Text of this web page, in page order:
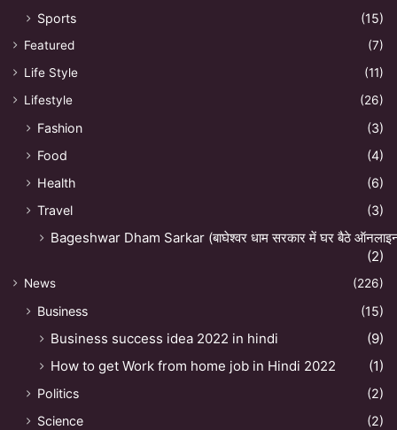
Sports
(15)
Featured
(7)
Life Style
(11)
Lifestyle
(26)
Fashion
(3)
Food
(4)
Health
(6)
Travel
(3)
Bageshwar Dham Sarkar (बाघेश्वर धाम सरकार में घर बैठे
(2)
News (226)
Business (15)
Business success idea 2022 in hindi
(9)
How to get Work from home job in Hindi 2022
(1)
Politics
(2)
Science
(2)